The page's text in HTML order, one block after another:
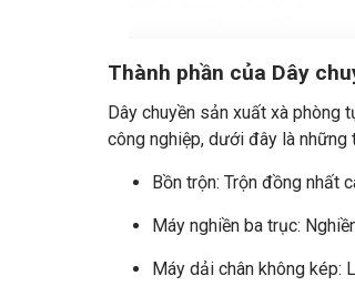
Thành phần của Dây
Dây chuyền sản xuất xà
công nghiệp, dưới đây là những
Bồn trộn: Trộn đồng nhất
Máy nghiền ba trục:
Máy dải chân không kép: